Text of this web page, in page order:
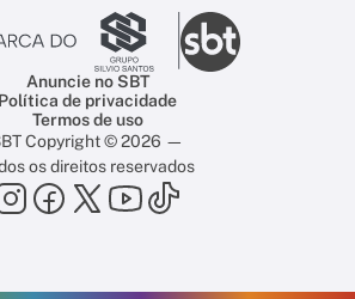
Anuncie no SBT
Política de privacidade
Termos de uso
Copyright © 2026 —
os direitos reservados